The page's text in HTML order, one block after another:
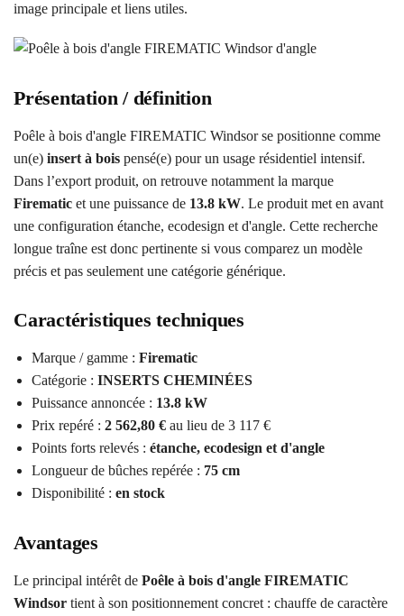
image principale et liens utiles.
Présentation / définition
Poêle à bois d'angle FIREMATIC Windsor se positionne comme
un(e) insert à bois pensé(e) pour un usage résidentiel intensif.
Dans l’export produit, on retrouve notamment la marque
Firematic et une puissance de 13.8 kW. Le produit met en avant
une configuration étanche, ecodesign et d'angle. Cette recherche
longue traîne est donc pertinente si vous comparez un modèle
précis et pas seulement une catégorie générique.
Caractéristiques techniques
Marque / gamme : Firematic
Catégorie : INSERTS CHEMINÉES
Puissance annoncée : 13.8 kW
Prix repéré : 2 562,80 € au lieu de 3 117 €
Points forts relevés : étanche, ecodesign et d'angle
Longueur de bûches repérée : 75 cm
Disponibilité : en stock
Avantages
Le principal intérêt de Poêle à bois d'angle FIREMATIC
Windsor tient à son positionnement concret : chauffe de caractère